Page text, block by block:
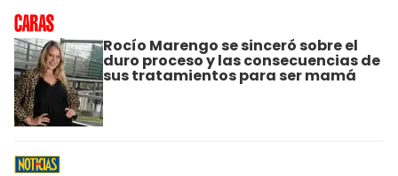
Rocío Marengo se sinceró sobre el
duro proceso y las consecuencias de
sus tratamientos para ser mamá